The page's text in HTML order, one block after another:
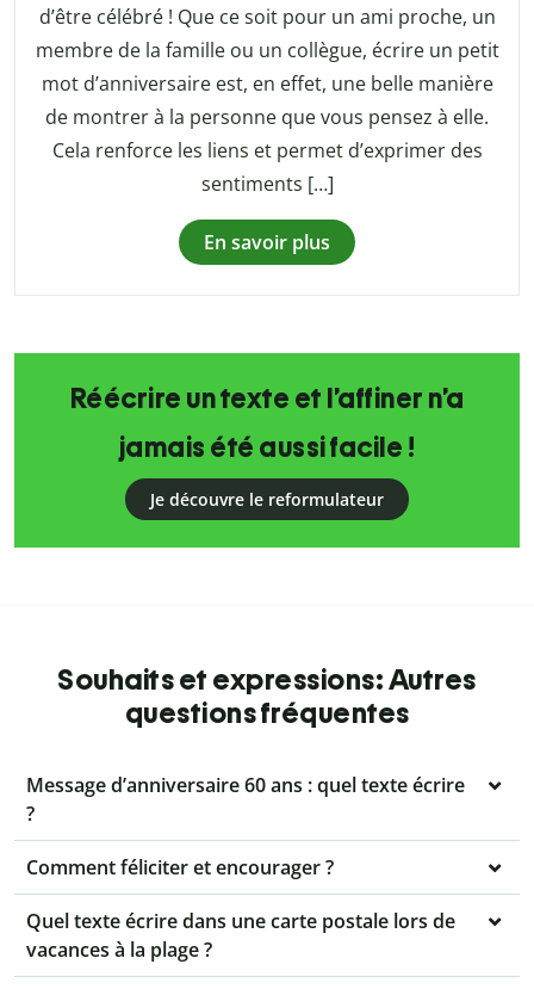
d’être célébré ! Que ce soit pour un ami proche, un
membre de la famille ou un collègue, écrire un petit
mot d’anniversaire est, en effet, une belle manière
de montrer à la personne que vous pensez à elle.
Cela renforce les liens et permet d’exprimer des
sentiments […]
En savoir plus
Réécrire un texte et l’affiner n’a
jamais été aussi facile !
Je découvre le reformulateur
Souhaits et expressions: Autres
questions fréquentes
Message d’anniversaire 60 ans : quel texte écrire
?
Comment féliciter et encourager ?
Quel texte écrire dans une carte postale lors de
vacances à la plage ?